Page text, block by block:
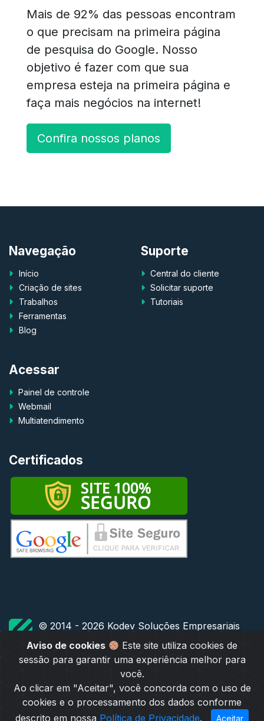
Aviso de cookies
Este site utiliza cookies de
sessão para garantir uma experiência melhor para
você.
Ao clicar em "Aceitar", você concorda com o uso de
cookies e o processamento dos dados conforme
descrito em nossa Política de Privacidade. Aceitar
Mais de 92% das pessoas encontram
o que precisam na primeira página
de pesquisa do Google. Nosso
objetivo é fazer com que sua
empresa esteja na primeira página e
faça mais negócios na internet!
Confira nossos planos
Navegação
Início
Criação de sites
Trabalhos
Ferramentas
Blog
Suporte
Central do cliente
Solicitar suporte
Tutoriais
Acessar
Painel de controle
Webmail
Multiatendimento
Certificados
© 2014 - 2026 Kodev Soluções Empresariais